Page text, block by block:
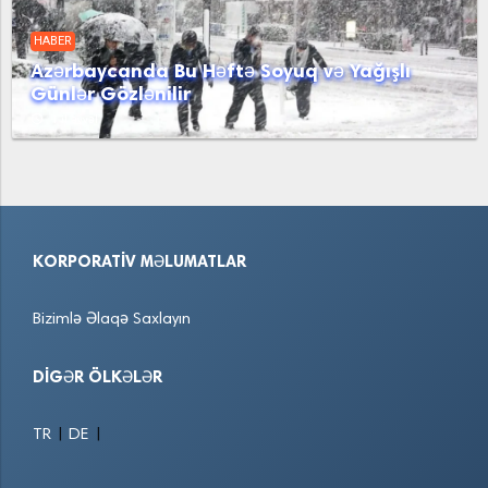
HABER
Azərbaycanda Bu Həftə Soyuq və Yağışlı
Günlər Gözlənilir
KORPORATIV MƏLUMATLAR
Bizimlə Əlaqə Saxlayın
DIGƏR ÖLKƏLƏR
TR DE